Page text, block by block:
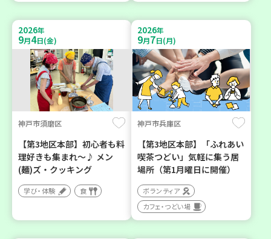
2026年
9月4日(金)
神戸市須磨区
【第3地区本部】初心者も料
理好きも集まれ～♪ メン
(麺)ズ・クッキング
学び・体験 食
2026年
9月7日(月)
神戸市兵庫区
【第3地区本部】「ふれあい
喫茶つどい」気軽に集う居
場所（第1月曜日に開催）
ボランティア
カフェ・つどい場